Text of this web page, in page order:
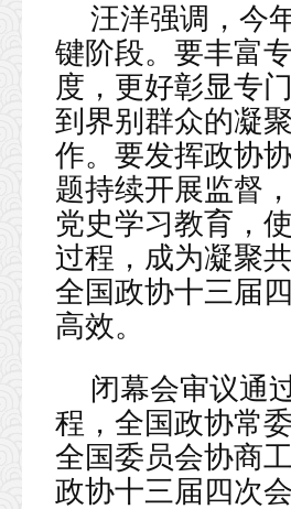
汪洋强调，今
键阶段。要丰富
度，更好彰显专
到界别群众的凝
作。要发挥政协
题持续开展监督
党史学习教育，
过程，成为凝聚
全国政协十三届
高效。
闭幕会审议通
程，全国政协常
全国委员会协商
政协十三届四次会